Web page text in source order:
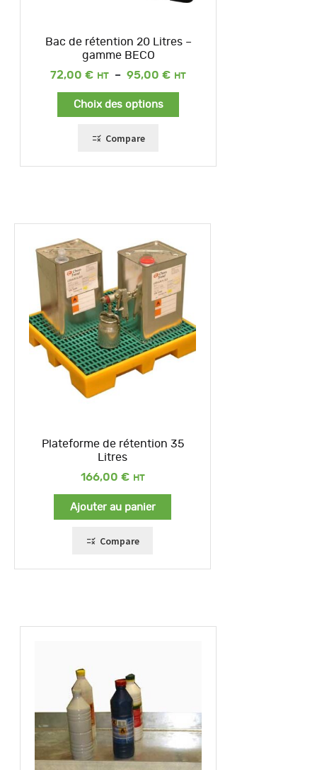
Bac de rétention 20 Litres –
gamme BECO
72,00 € – 95,00 €
Plage
Choix des options
Compare
Plateforme de rétention 35
Litres
166,00 €
Ajouter au panier
Compare